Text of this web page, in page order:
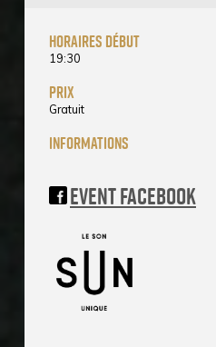
horaires début
19:30
prix
Gratuit
informations
Event Facebook